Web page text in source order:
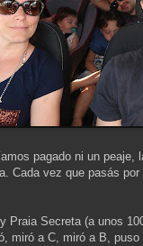
pagado ni un
Cada vez que pasás
Praia Secreta (a unos
miró a C, miró a B,